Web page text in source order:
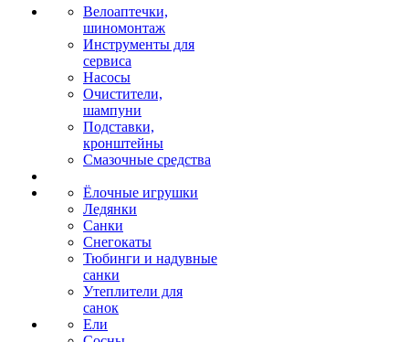
Велоаптечки,
шиномонтаж
Инструменты для
сервиса
Насосы
Очистители,
шампуни
Подставки,
кронштейны
Смазочные средства
Ёлочные игрушки
Ледянки
Санки
Снегокаты
Тюбинги и надувные
санки
Утеплители для
санок
Ели